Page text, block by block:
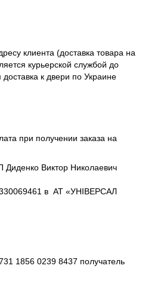
клиента (доставка товара на
курьерской службой до
к двери по Украине
при получении заказа на
Диденко Виктор Николаевич
в АТ «УНІВЕРСАЛ
1856 0239 8437 получатель